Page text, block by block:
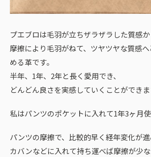
プエブロは毛羽が立ちザラザラした質感か
摩擦により毛羽がねて、ツヤツヤな質感
める革です。
半年、1年、2年と長く愛用でき、
どんどん良さを実感していくことができま
私はパンツのポケットに入れて1年3ヶ月使
パンツの摩擦で、比較的早く経年変化が進
カバンなどに入れて持ち運べば摩擦が少